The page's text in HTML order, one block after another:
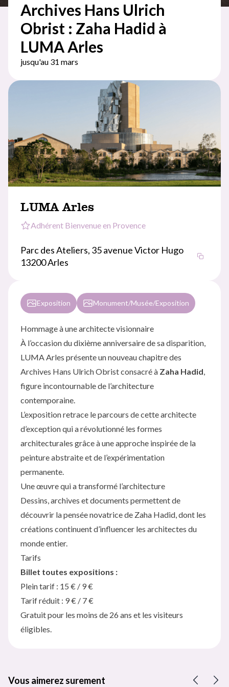
Archives Hans Ulrich
Obrist : Zaha Hadid à
LUMA Arles
jusqu'au 31 mars
LUMA Arles
Adhérent Bienvenue en Provence
Parc des Ateliers, 35 avenue Victor Hugo
13200 Arles
Exposition Monument/Musée/Exposition
Hommage à une architecte visionnaire
À l’occasion du dixième anniversaire de sa disparition,
LUMA Arles présente un nouveau chapitre des
Archives Hans Ulrich Obrist consacré à Zaha Hadid,
figure incontournable de l’architecture
contemporaine.
L’exposition retrace le parcours de cette architecte
d’exception qui a révolutionné les formes
architecturales grâce à une approche inspirée de la
peinture abstraite et de l’expérimentation
permanente.
Une œuvre qui a transformé l’architecture
Dessins, archives et documents permettent de
découvrir la pensée novatrice de Zaha Hadid, dont les
créations continuent d’influencer les architectes du
monde entier.
Tarifs
Billet toutes expositions :
Plein tarif : 15 € / 9 €
Tarif réduit : 9 € / 7 €
Gratuit pour les moins de 26 ans et les visiteurs
éligibles.
Vous aimerez surement